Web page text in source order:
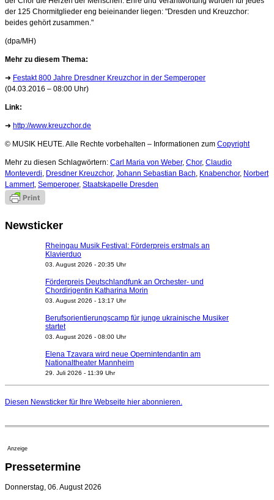
der 125 Chormitglieder eng beieinander liegen: "Dresden und Kreuzchor:
beides gehört zusammen."
(dpa/MH)
Mehr zu diesem Thema:
➜ Festakt 800 Jahre Dresdner Kreuzchor in der Semperoper
(04.03.2016 – 08:00 Uhr)
Link:
➜ http://www.kreuzchor.de
© MUSIK HEUTE. Alle Rechte vorbehalten – Informationen zum Copyright
Mehr zu diesen Schlagwörtern: Carl Maria von Weber, Chor, Claudio
Monteverdi, Dresdner Kreuzchor, Johann Sebastian Bach, Knabenchor, Norbert
Lammert, Semperoper, Staatskapelle Dresden
Newsticker
Rheingau Musik Festival: Förderpreis erstmals an
Klavierduo
03. August 2026 - 20:35 Uhr
Förderpreis Deutschlandfunk an Orchester- und
Chordirigentin Katharina Morin
03. August 2026 - 13:17 Uhr
Berufsorientierungscamp für junge ukrainische Musiker
startet
03. August 2026 - 08:00 Uhr
Elena Tzavara wird neue Opernintendantin am
Nationaltheater Mannheim
29. Juli 2026 - 11:39 Uhr
geht 2027
Kammerorchester Heilbronn: Chefdirigent Risto Joost
Opernhäuser gedenken vertriebener jüdischer
Ensemblemitglieder
Diesen Newsticker für Ihre Webseite hier abonnieren.
Anzeige
Pressetermine
Donnerstag, 06. August 2026